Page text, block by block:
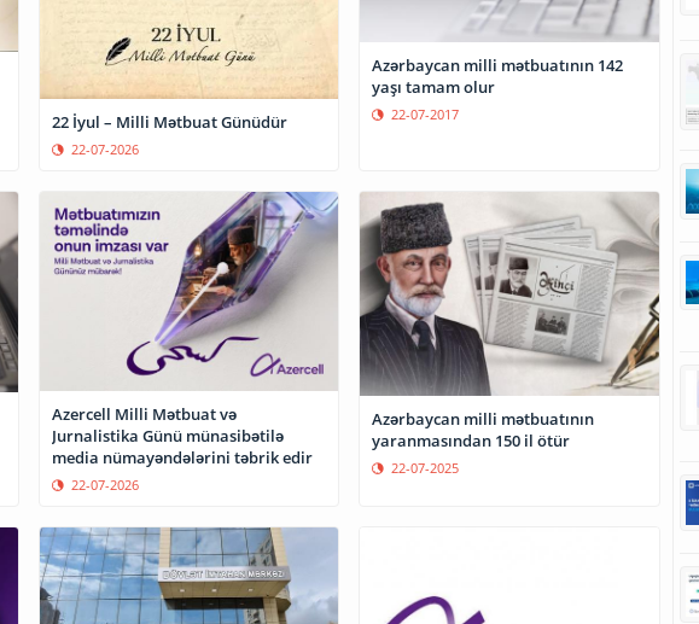
22 İyul – Milli Mətbuat Günüdür
22-07-2026
Azərbaycan milli mətbuatının 142
yaşı tamam olur
22-07-2017
Azercell Milli Mətbuat və
Jurnalistika Günü münasibətilə
media nümayəndələrini təbrik edir
22-07-2026
Azərbaycan milli mətbuatının
yaranmasından 150 il ötür
22-07-2025